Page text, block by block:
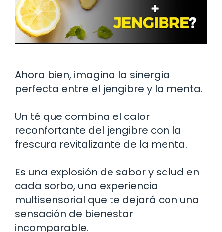
Ahora bien, imagina la sinergia
perfecta entre el jengibre y la menta.
Un té que combina el calor
reconfortante del jengibre con la
frescura revitalizante de la menta.
Es una explosión de sabor y salud en
cada sorbo, una experiencia
multisensorial que te dejará con una
sensación de bienestar
incomparable.